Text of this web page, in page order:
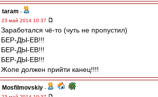
taram -
23 май 2014 10:37
Заработался чё-то (чуть не пропустил)
БЕР-ДЫ-ЕВ!!!
БЕР-ДЫ-ЕВ!!!
БЕР-ДЫ-ЕВ!!!
Жопе должен прийти канец!!!!
Mosfilmovskiy -